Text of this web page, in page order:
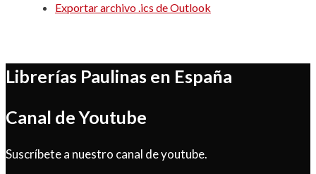
Exportar archivo .ics de Outlook
Librerías Paulinas en España
Canal de Youtube
Suscríbete a nuestro canal de youtube.